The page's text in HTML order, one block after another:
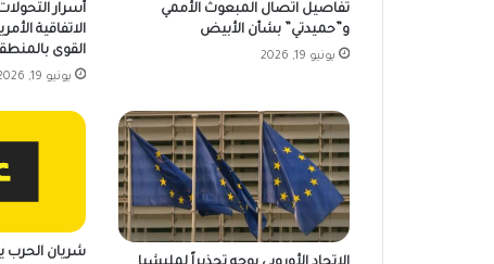
تفاصيل اتصال المبعوث الأممي
و”حميدتي” بشأن الأبيض
يونيو 19, 2026
أسرار
الاتفاقية
القوى
يونيو 19, 2026
شريان الحرب